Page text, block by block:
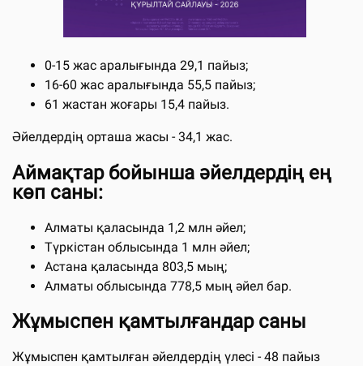
0-15 жас аралығында 29,1 пайыз;
16-60 жас аралығында 55,5 пайыз;
61 жастан жоғары 15,4 пайыз.
Әйелдердің орташа жасы - 34,1 жас.
Аймақтар бойынша әйелдердің ең
көп саны:
Алматы қаласында 1,2 млн әйел;
Түркістан облысында 1 млн әйел;
Астана қаласында 803,5 мың;
Алматы облысында 778,5 мың әйел бар.
Жұмыспен қамтылғандар саны
Жұмыспен қамтылған әйелдердің үлесі - 48 пайыз